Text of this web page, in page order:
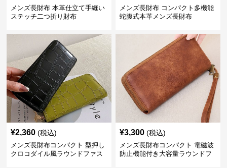
メンズ長財布 本革仕立て手縫い
ステッチ二つ折り財布
メンズ長財布 コンパクト多機能
蛇腹式本革メンズ長財布
¥2,360 (税込)
メンズ長財布コンパクト 型押し
クロコダイル風ラウンドファス
¥3,300 (税込)
メンズ長財布コンパクト 電磁波
防止機能付き大容量ラウンドフ